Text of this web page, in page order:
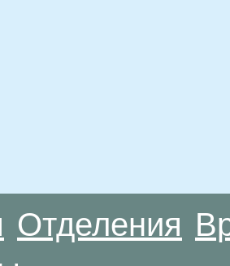
Отделения